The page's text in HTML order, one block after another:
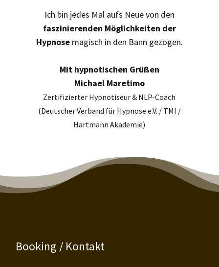
Ich bin jedes Mal aufs Neue von den
faszinierenden Möglichkeiten der
Hypnosemagisch in den Bann gezogen.
Mit hypnotischen Grüßen
Michael Maretimo
Zertifizierter Hypnotiseur & NLP-Coach
(Deutscher Verband für Hypnose e.V. / TMI /
Hartmann Akademie)
Booking / Kontakt